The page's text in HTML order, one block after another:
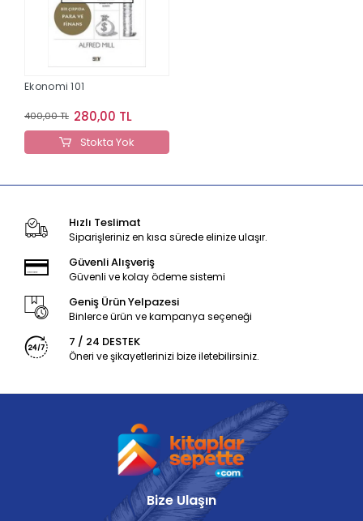
Ekonomi 101
400,00 TL 280,00 TL
Stokta Yok
Hızlı Teslimat
Siparişleriniz en kısa sürede elinize ulaşır.
Güvenli Alışveriş
Güvenli ve kolay ödeme sistemi
Geniş Ürün Yelpazesi
Binlerce ürün ve kampanya seçeneği
7 / 24 DESTEK
Öneri ve şikayetlerinizi bize iletebilirsiniz.
Bize Ulaşın